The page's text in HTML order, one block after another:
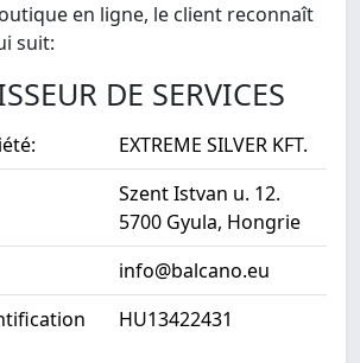
en ligne, le client reconnaît
suit:
DE SERVICES
EXTREME SILVER KFT.
Szent Istvan u. 12.
5700 Gyula, Hongrie
info@balcano.eu
HU13422431